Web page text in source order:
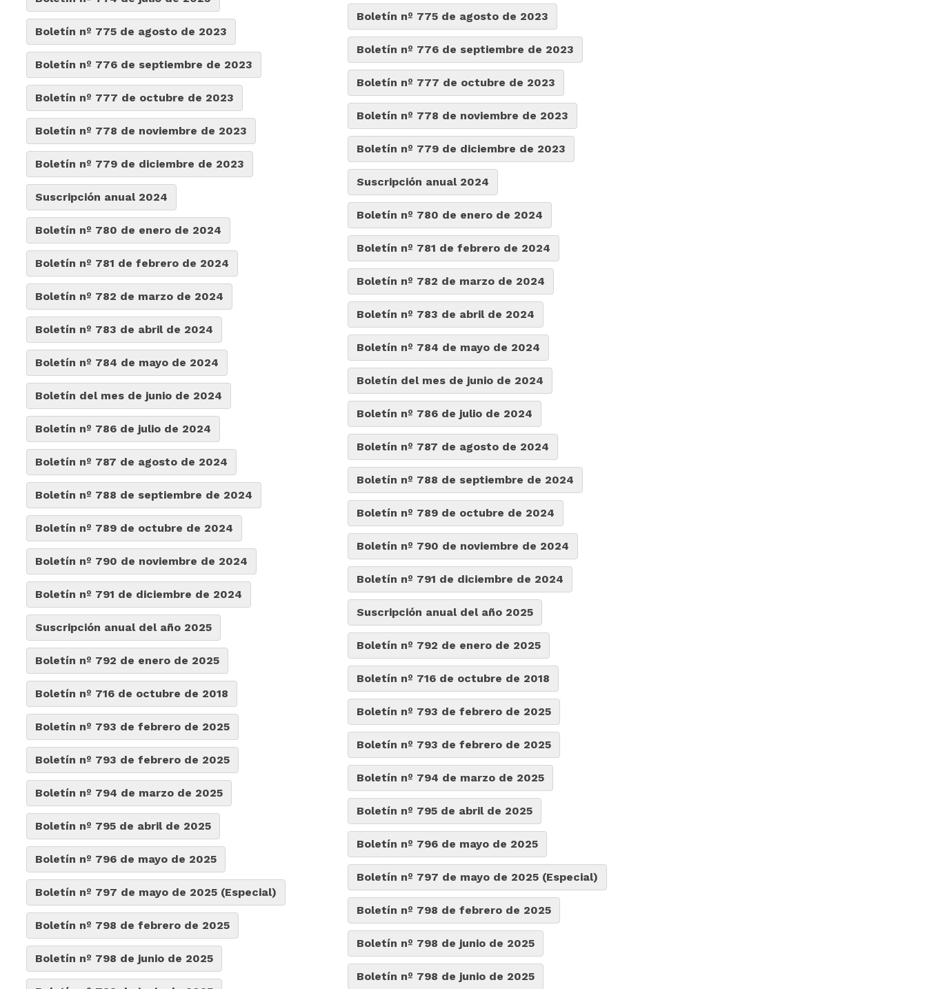
Boletín nº 775 de agosto de 2023
Boletín nº 776 de septiembre de 2023
Boletín nº 777 de octubre de 2023
Boletín nº 778 de noviembre de 2023
Boletín nº 779 de diciembre de 2023
Suscripción anual 2024
Boletín nº 780 de enero de 2024
Boletín nº 781 de febrero de 2024
Boletín nº 782 de marzo de 2024
Boletín nº 783 de abril de 2024
Boletín nº 784 de mayo de 2024
Boletín del mes de junio de 2024
Boletín nº 786 de julio de 2024
Boletín nº 787 de agosto de 2024
Boletín nº 788 de septiembre de 2024
Boletín nº 789 de octubre de 2024
Boletín nº 790 de noviembre de 2024
Boletín nº 791 de diciembre de 2024
Suscripción anual del año 2025
Boletín nº 792 de enero de 2025
Boletín nº 716 de octubre de 2018
Boletín nº 793 de febrero de 2025
Boletín nº 793 de febrero de 2025
Boletín nº 794 de marzo de 2025
Boletín nº 795 de abril de 2025
Boletín nº 796 de mayo de 2025
Boletín nº 797 de mayo de 2025 (Especial)
Boletín nº 798 de febrero de 2025
Boletín nº 798 de junio de 2025
Boletín nº 775 de agosto de 2023
Boletín nº 776 de septiembre de 2023
Boletín nº 777 de octubre de 2023
Boletín nº 778 de noviembre de 2023
Boletín nº 779 de diciembre de 2023
Suscripción anual 2024
Boletín nº 780 de enero de 2024
Boletín nº 781 de febrero de 2024
Boletín nº 782 de marzo de 2024
Boletín nº 783 de abril de 2024
Boletín nº 784 de mayo de 2024
Boletín del mes de junio de 2024
Boletín nº 786 de julio de 2024
Boletín nº 787 de agosto de 2024
Boletín nº 788 de septiembre de 2024
Boletín nº 789 de octubre de 2024
Boletín nº 790 de noviembre de 2024
Boletín nº 791 de diciembre de 2024
Suscripción anual del año 2025
Boletín nº 792 de enero de 2025
Boletín nº 716 de octubre de 2018
Boletín nº 793 de febrero de 2025
Boletín nº 793 de febrero de 2025
Boletín nº 794 de marzo de 2025
Boletín nº 795 de abril de 2025
Boletín nº 796 de mayo de 2025
Boletín nº 797 de mayo de 2025 (Especial)
Boletín nº 798 de febrero de 2025
Boletín nº 798 de junio de 2025
Boletín nº 798 de junio de 2025